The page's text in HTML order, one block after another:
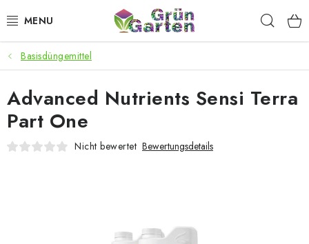
Inhalt
ANGEBOTE
LED PFLANZENLAMPEN
ANBAUBEDARF FÜR DEN HEIMANBAU
Basisdüngemittel
Advanced Nutrients Sensi Terra
Part One
Nicht bewertet Bewertungsdetails